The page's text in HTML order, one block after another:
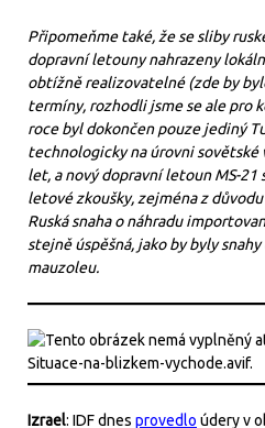
Připomeňme také, že se sliby
dopravní letouny nahrazeny
obtížně realizovatelné (zde by
termíny, rozhodli jsme se ale pro
roce byl dokončen pouze jediný
technologicky na úrovni sovětské
let, a nový dopravní letoun MS-
letové zkoušky, zejména z
Ruská snaha o náhradu
stejně úspěšná, jako by byly
mauzoleu.
Izrael: IDF dnes provedlo údery v